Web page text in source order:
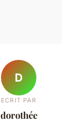
D
ECRIT PAR
dorothée